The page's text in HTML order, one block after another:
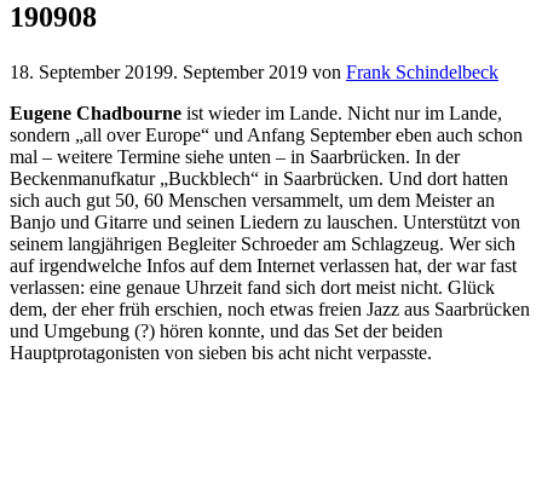
190908
18. September 20199. September 2019 von Frank Schindelbeck
Eugene Chadbourne ist wieder im Lande. Nicht nur im Lande,
sondern „all over Europe“ und Anfang September eben auch schon
mal – weitere Termine siehe unten – in Saarbrücken. In der
Beckenmanufkatur „Buckblech“ in Saarbrücken. Und dort hatten
sich auch gut 50, 60 Menschen versammelt, um dem Meister an
Banjo und Gitarre und seinen Liedern zu lauschen. Unterstützt von
seinem langjährigen Begleiter Schroeder am Schlagzeug. Wer sich
auf irgendwelche Infos auf dem Internet verlassen hat, der war fast
verlassen: eine genaue Uhrzeit fand sich dort meist nicht. Glück
dem, der eher früh erschien, noch etwas freien Jazz aus Saarbrücken
und Umgebung (?) hören konnte, und das Set der beiden
Hauptprotagonisten von sieben bis acht nicht verpasste.